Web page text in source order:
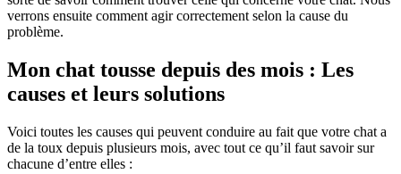
verrons ensuite comment agir correctement selon la cause du
problème.
Mon chat tousse depuis des mois : Les
causes et leurs solutions
Voici toutes les causes qui peuvent conduire au fait que votre chat a
de la toux depuis plusieurs mois, avec tout ce qu’il faut savoir sur
chacune d’entre elles :